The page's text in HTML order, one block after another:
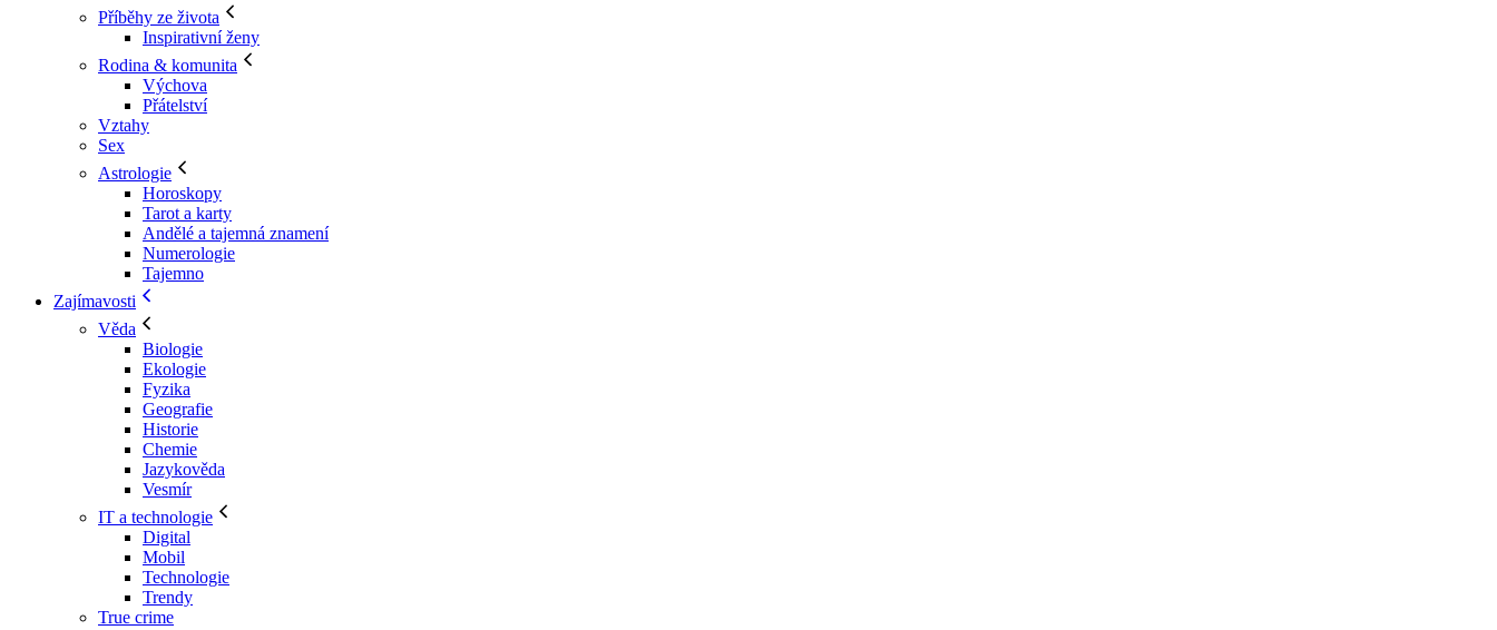
Příběhy ze života
Inspirativní ženy
Rodina & komunita
Výchova
Přátelství
Vztahy
Sex
Astrologie
Horoskopy
Tarot a karty
Andělé a tajemná znamení
Numerologie
Tajemno
Zajímavosti
Věda
Biologie
Ekologie
Fyzika
Geografie
Historie
Chemie
Jazykověda
Vesmír
IT a technologie
Digital
Mobil
Technologie
Trendy
True crime